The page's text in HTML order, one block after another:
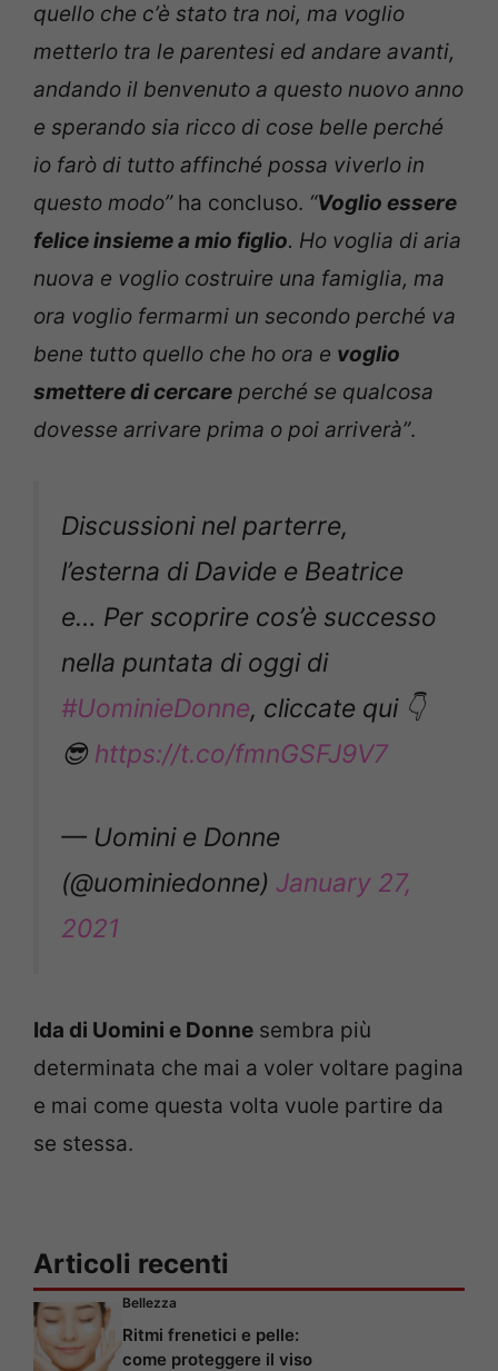
quello che c’è stato tra noi, ma voglio
metterlo tra le parentesi ed andare avanti,
andando il benvenuto a questo nuovo anno
e sperando sia ricco di cose belle perché
io farò di tutto affinché possa viverlo in
questo modo”ha concluso. “Voglio essere
felice insieme a mio figlio. Ho voglia di aria
nuova e voglio costruire una famiglia, ma
ora voglio fermarmi un secondo perché va
bene tutto quello che ho ora e voglio
smettere di cercare perché se qualcosa
dovesse arrivare prima o poi arriverà”.
Discussioni nel parterre,
l’esterna di Davide e Beatrice
e… Per scoprire cos’è successo
nella puntata di oggi di
#UominieDonne, cliccate qui 👇
😎 https://t.co/fmnGSFJ9V7
— Uomini e Donne
(@uominiedonne) January 27,
2021
Ida di Uomini e Donne sembra più
determinata che mai a voler voltare pagina
e mai come questa volta vuole partire da
se stessa.
Articoli recenti
Bellezza
Ritmi frenetici e pelle:
come proteggere il viso